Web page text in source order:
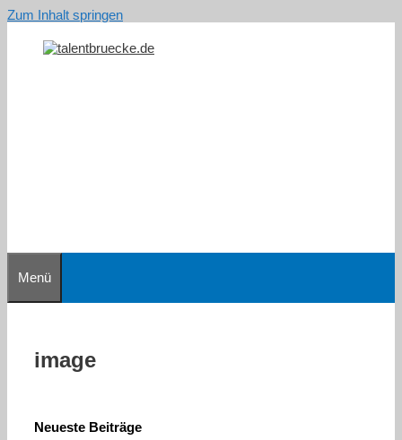
Zum Inhalt springen
Menü
image
Neueste Beiträge